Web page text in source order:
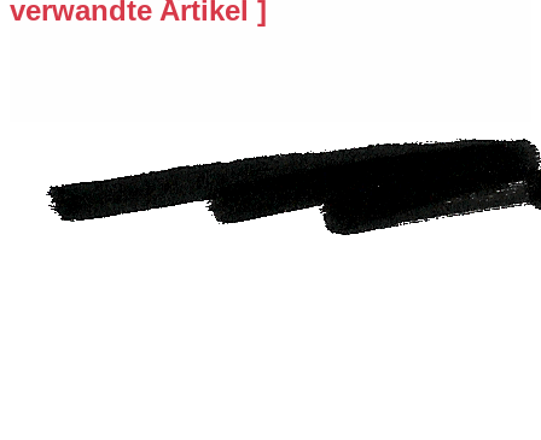
verwandte Artikel ]